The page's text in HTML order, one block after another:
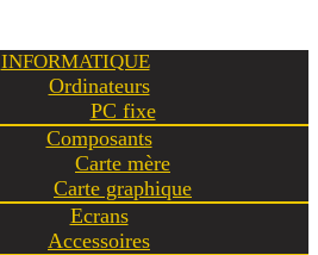
INFORMATIQUE
Ordinateurs
PC fixe
Composants
Carte mère
Carte graphique
Ecrans
Accessoires